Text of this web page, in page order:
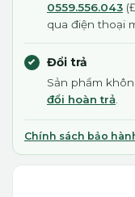
0559.556.043
qua điện thoại
Đổi trả
Sản phẩm
đổi hoàn trả
Chính sách bảo